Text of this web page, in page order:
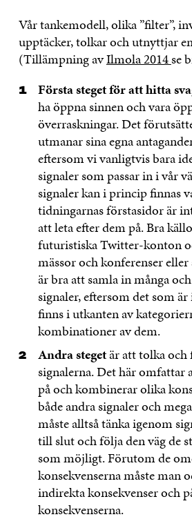
Vår tankemodell, olika ”filter”,
upptäcker, tolkar och utnyttjar
(Tillämpning avIlmola 2014se
Första stegetför att hitta
ha öppna sinnen och vara
överraskningar. Det
utmanar sina egna
eftersom vi vanligtvis bara
signaler som passar in i vår
signaler kan i princip finnas
tidningarnas förstasidor är
att leta efter dem på. Bra
futuristiska Twitter-konton
mässor och konferenser
är bra att samla in många
signaler, eftersom det som
finns i utkanten av
kombinationer av dem.
Andra stegetär att tolka
signalerna. Det här omfattar
på och kombinerar olika
både andra signaler och
måste alltså tänka igenom
till slut och följa den väg de
som möjligt. Förutom de
konsekvenserna måste man
indirekta konsekvenser och
konsekvenserna.